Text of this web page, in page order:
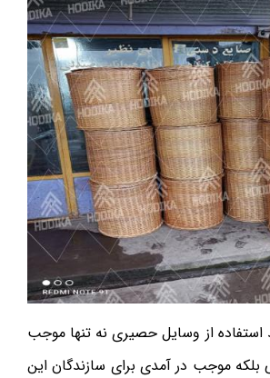
استفاده از وسایل حصیری نه تنها موجب
بلکه موجب در آمدی برای سازندگان این